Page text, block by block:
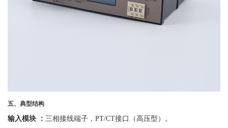
五、典型结构
输入模块 ： 三相接线端子， PT/CT接口（高压型）。